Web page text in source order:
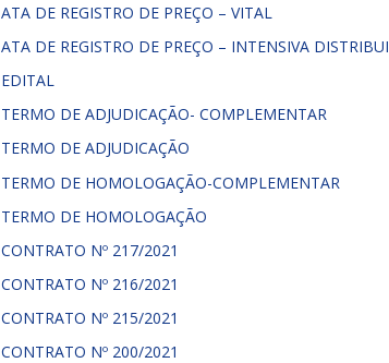
ATA DE REGISTRO DE PREÇO – VITAL
ATA DE REGISTRO DE PREÇO – INTENSIVA
EDITAL
TERMO DE ADJUDICAÇÃO- COMPLEMENTAR
TERMO DE ADJUDICAÇÃO
TERMO DE HOMOLOGAÇÃO-COMPLEMENTAR
TERMO DE HOMOLOGAÇÃO
CONTRATO Nº 217/2021
CONTRATO Nº 216/2021
CONTRATO Nº 215/2021
CONTRATO Nº 200/2021